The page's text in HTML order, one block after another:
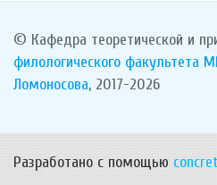
© Кафедра теоретической и
филологического факультета
Ломоносова, 2017-2026
Разработано с помощью